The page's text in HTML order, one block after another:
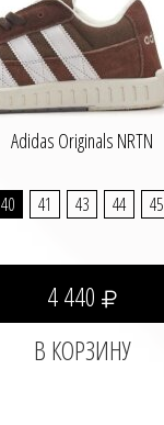
Adidas Originals NRTN
40 41 43 44 45
4 440